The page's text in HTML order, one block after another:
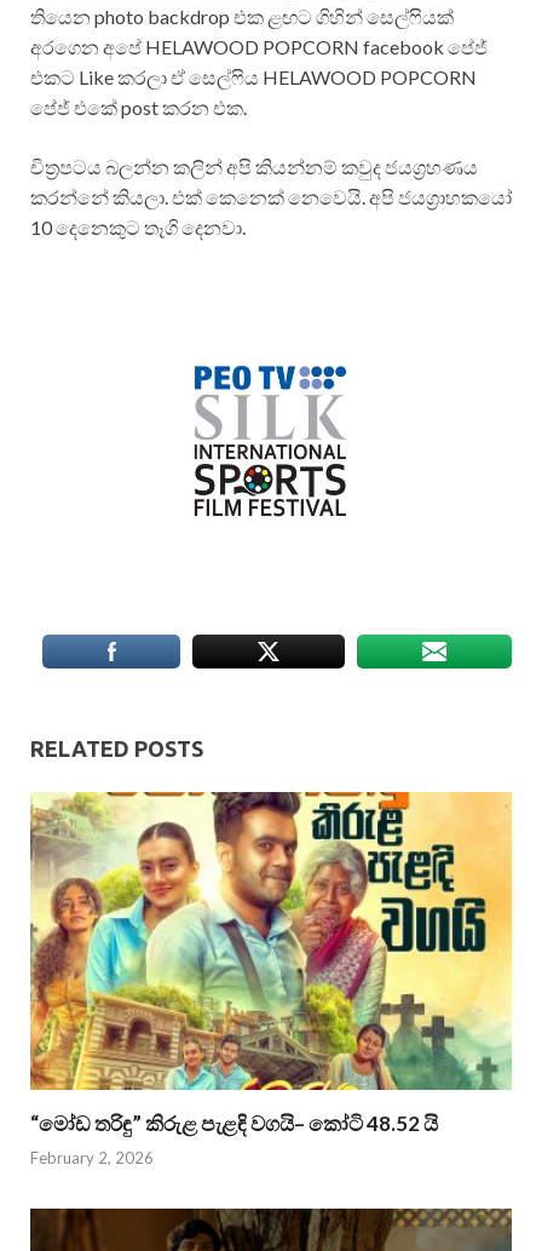
තියෙන photo backdrop එක ළඟට ගිහින් සෙල්ෆියක්
අරගෙන අපේ HELAWOOD POPCORN facebook පේජ්
එකට Like කරලා ඒ සෙල්ෆිය HELAWOOD POPCORN
පේජ් එකේ post කරන එක.
චිත්‍රපටය බලන්න කලින් අපි කියන්නම් කවුද ජයග්‍රහණය
කරන්නේ කියලා. එක් කෙනෙක් නෙවෙයි. අපි ජයග්‍රාහකයෝ
10 දෙනෙකුට තෑගි දෙනවා.
RELATED POSTS
“මෝඩ තරිඳු” කිරුළ පැළඳි වගයි– කෝටි 48.52 යි
February 2, 2026